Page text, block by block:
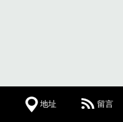
地址 留言